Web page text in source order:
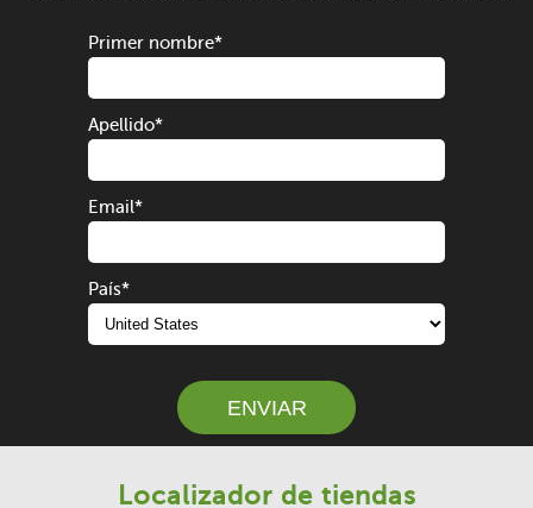
Primer nombre*
Apellido*
Email*
País*
Localizador de tiendas